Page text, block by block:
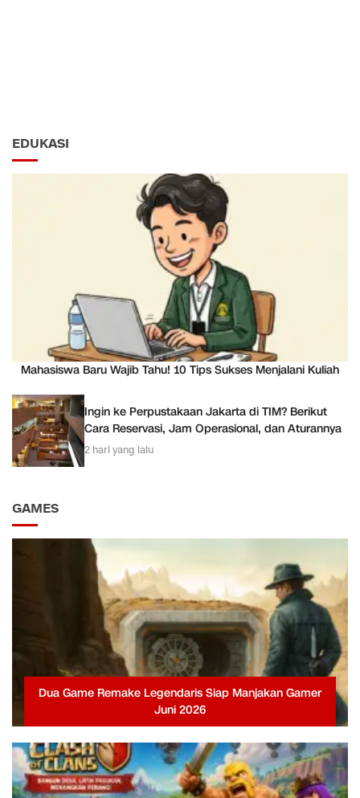
EDUKASI
Mahasiswa Baru Wajib Tahu! 10 Tips Sukses Menjalani Kuliah
Ingin ke Perpustakaan Jakarta di TIM? Berikut
Cara Reservasi, Jam Operasional, dan Aturannya
2 hari yang lalu
GAMES
Dua Game Remake Legendaris Siap Manjakan Gamer
Juni 2026